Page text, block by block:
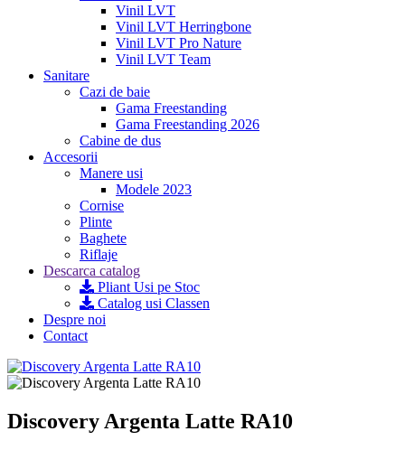
Vinil LVT
Vinil LVT Herringbone
Vinil LVT Pro Nature
Vinil LVT Team
Sanitare
Cazi de baie
Gama Freestanding
Gama Freestanding 2026
Cabine de dus
Accesorii
Manere usi
Modele 2023
Cornise
Plinte
Baghete
Riflaje
Descarca catalog
Pliant Usi pe Stoc
Catalog usi Classen
Despre noi
Contact
Discovery Argenta Latte RA10